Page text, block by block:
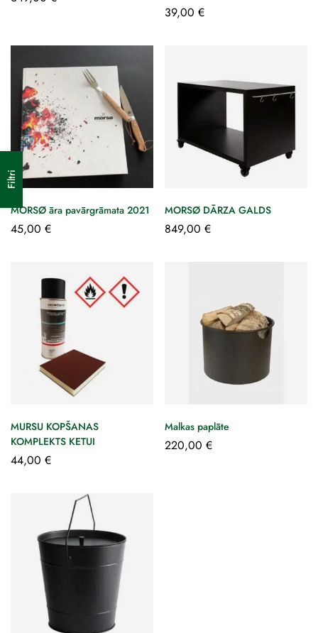
Filtri
39,00 €
MORSØ āra pavārgrāmata 2021
45,00 €
MORSØ DĀRZA GALDS
849,00 €
MURSU KOPŠANAS
KOMPLEKTS KETUI
44,00 €
Malkas paplāte
220,00 €